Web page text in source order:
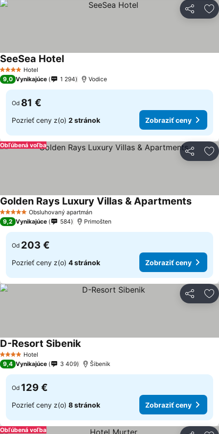
Zdieľať
4 Počet hviezdičiek
Hotel
SeeSea Hotel
9,0 Vynikajúce 1 294 Vodice
Od 81 €
Pozrieť ceny z(o) 2 stránok Zobraziť ceny
Zdieľať
Obľúbená voľba
5 Počet hviezdičiekObsluhovaný apartmán
Golden Rays Luxury Villas & Apartments
9,2 Vynikajúce 584 Primošten
Od 203 €
Pozrieť ceny z(o) 4 stránok Zobraziť ceny
Zdieľať
4 Počet hviezdičiek
Hotel
D-Resort Sibenik
9,4 Vynikajúce 3 409 Šibenik
Od 129 €
Pozrieť ceny z(o) 8 stránok Zobraziť ceny
Obľúbená voľba